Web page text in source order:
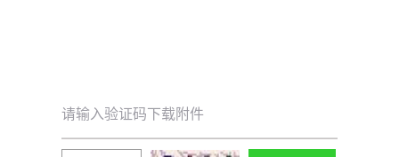
请输入验证码下载附件